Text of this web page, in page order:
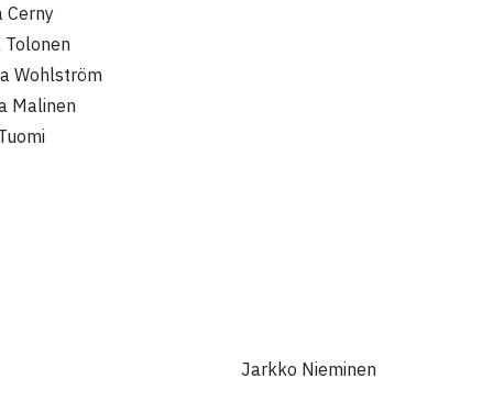
Cerny
Wohlström
Malinen
Jarkko Nieminen